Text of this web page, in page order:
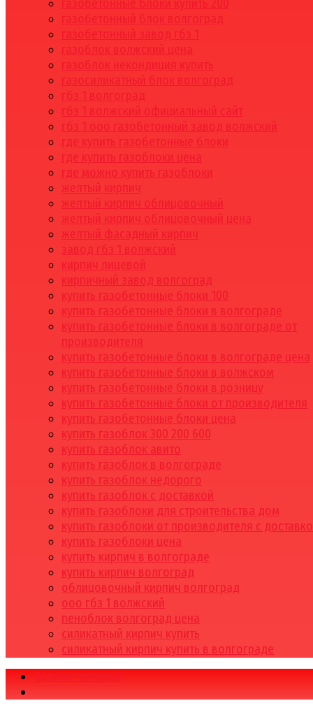
газобетонный блок волгоград
газобетонный завод гбз 1
газоблок волжский цена
газоблок некондиция купить
газосиликатный блок волгоград
гбз 1 волгоград
гбз 1 волжский официальный сайт
гбз 1 ооо газобетонный завод волжский
где купить газобетонные блоки
где купить газоблоки цена
где можно купить газоблоки
желтый кирпич
желтый кирпич облицовочный
желтый кирпич облицовочный цена
желтый фасадный кирпич
завод гбз 1 волжский
кирпич лицевой
кирпичный завод волгоград
купить газобетонные блоки 100
купить газобетонные блоки в волгограде
купить газобетонные блоки в волгограде от
производителя
купить газобетонные блоки в волгограде цена
купить газобетонные блоки в волжском
купить газобетонные блоки в розницу
купить газобетонные блоки от производителя
купить газобетонные блоки цена
купить газоблок 300 200 600
купить газоблок авито
купить газоблок в волгограде
купить газоблок недорого
купить газоблок с доставкой
купить газоблоки для строительства дом
купить газоблоки от производителя с
купить газоблоки цена
купить кирпич в волгограде
купить кирпич волгоград
облицовочный кирпич волгоград
ооо гбз 1 волжский
пеноблок волгоград цена
силикатный кирпич купить
силикатный кирпич купить в волгограде
Каталог товаров